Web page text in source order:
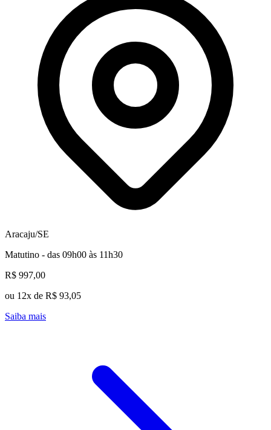
Aracaju/SE
Matutino - das 09h00 às 11h30
R$ 997,00
ou 12x de R$ 93,05
Saiba mais